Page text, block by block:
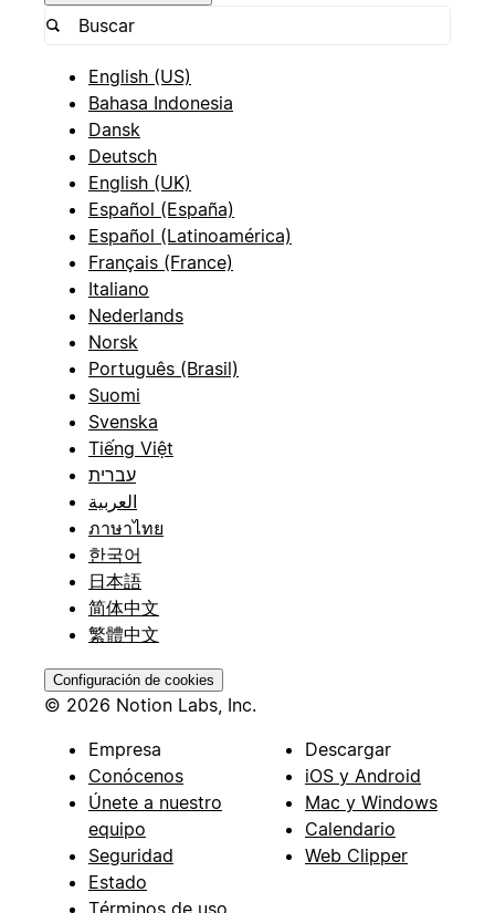
English (US)
Bahasa Indonesia
Dansk
Deutsch
English (UK)
Español (España)
Español (Latinoamérica)
Français (France)
Italiano
Nederlands
Norsk
Português (Brasil)
Suomi
Svenska
Tiếng Việt
עברית
العربية
ภาษาไทย
한국어
日本語
简体中文
繁體中文
Configuración de cookies
© 2026 Notion Labs, Inc.
Empresa
Conócenos
Únete a nuestro
equipo
Seguridad
Estado
Términos de uso
Descargar
iOS y Android
Mac y Windows
Calendario
Web Clipper